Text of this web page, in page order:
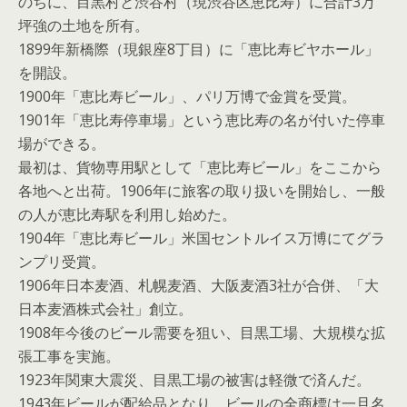
坪強の土地を所有。
1899年新橋際（現銀座8丁目）に「恵比寿ビヤホール」
を開設。
1900年「恵比寿ビール」、パリ万博で金賞を受賞。
1901年「恵比寿停車場」という恵比寿の名が付いた停車
場ができる。
最初は、貨物専用駅として「恵比寿ビール」をここから
各地へと出荷。1906年に旅客の取り扱いを開始し、一般
の人が恵比寿駅を利用し始めた。
1904年「恵比寿ビール」米国セントルイス万博にてグラ
ンプリ受賞。
1906年日本麦酒、札幌麦酒、大阪麦酒3社が合併、「大
日本麦酒株式会社」創立。
1908年今後のビール需要を狙い、目黒工場、大規模な拡
張工事を実施。
1923年関東大震災、目黒工場の被害は軽微で済んだ。